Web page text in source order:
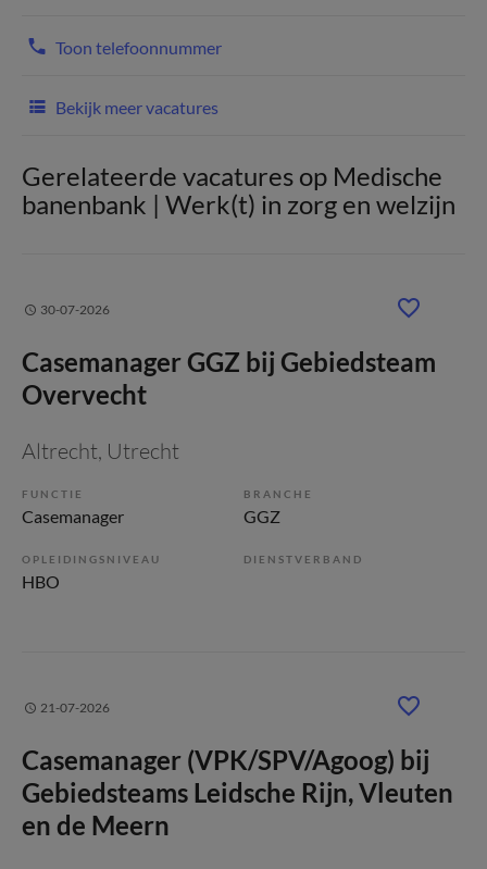
Toon telefoonnummer
Bekijk meer vacatures
Gerelateerde vacatures op Medische
banenbank | Werk(t) in zorg en welzijn
30-07-2026
Casemanager GGZ bij Gebiedsteam
Overvecht
Altrecht, Utrecht
FUNCTIE
Casemanager
BRANCHE
GGZ
OPLEIDINGSNIVEAU
HBO
DIENSTVERBAND
21-07-2026
Casemanager (VPK/SPV/Agoog) bij
Gebiedsteams Leidsche Rijn, Vleuten
en de Meern